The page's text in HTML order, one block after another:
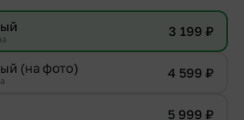
3 199 ₽
(на фото) 4 599 ₽
5 999 ₽